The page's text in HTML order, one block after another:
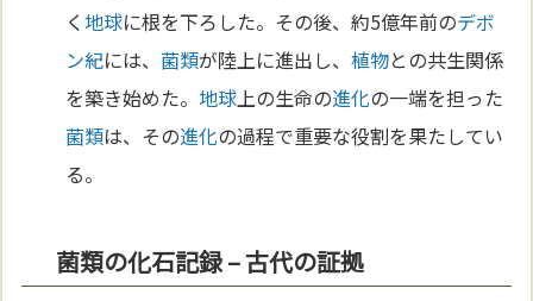
く地球に根を下ろした。その後、約5億年前のデボ
ン紀には、 菌類が陸上に進出し、植物との共生関係
を築き始めた。地球上の生命の進化の一端を担った
菌類は、その進化の過程で重要な役割を果たしてい
る。
菌類の化石記録 – 古代の証拠